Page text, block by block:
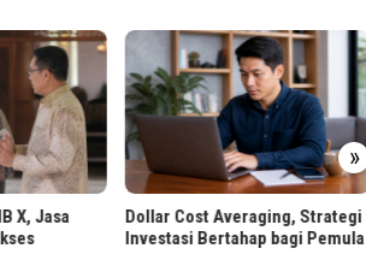
»
X, Jasa
Dollar Cost Averaging, Strategi
Investasi Bertahap bagi Pemula